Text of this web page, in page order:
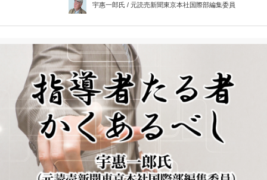
宇惠一郎氏 / 元読売新聞東京本社国際部編集委員